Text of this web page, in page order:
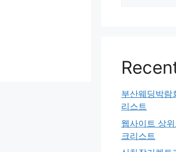
부산웨딩박람
리스트
웹사이트 상
크리스트